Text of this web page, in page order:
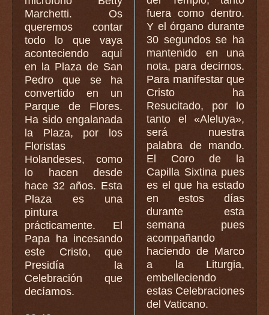
Marchetti. Os
queremos contar
todo lo que vaya
aconteciendo aquí
en la Plaza de San
Pedro que se ha
convertido en un
Parque de Flores.
Ha sido engalanada
la Plaza, por los
Floristas
Holandeses, como
lo hacen desde
hace 32 años. Esta
Plaza es una
pintura
prácticamente. El
Papa ha incesando
este Cristo, que
Presidía la
Celebración que
decíamos.
fuera como dentro.
Y el órgano durante
30 segundos se ha
mantenido en una
nota, para decirnos.
Para manifestar que
Cristo ha
Resucitado, por lo
tanto el «Aleluya»,
será nuestra
palabra de mando.
El Coro de la
Capilla Sixtina pues
es el que ha estado
en estos días
durante esta
semana pues
acompañando
haciendo de Marco
a la Liturgia,
embelleciendo
estas Celebraciones
del Vaticano.